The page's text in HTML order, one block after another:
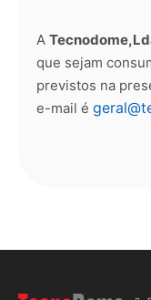
A
que sejam
previstos na
e-mail é